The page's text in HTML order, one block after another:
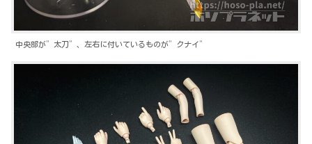
中央部が”太刀”、左右に付いているものが”クナイ”